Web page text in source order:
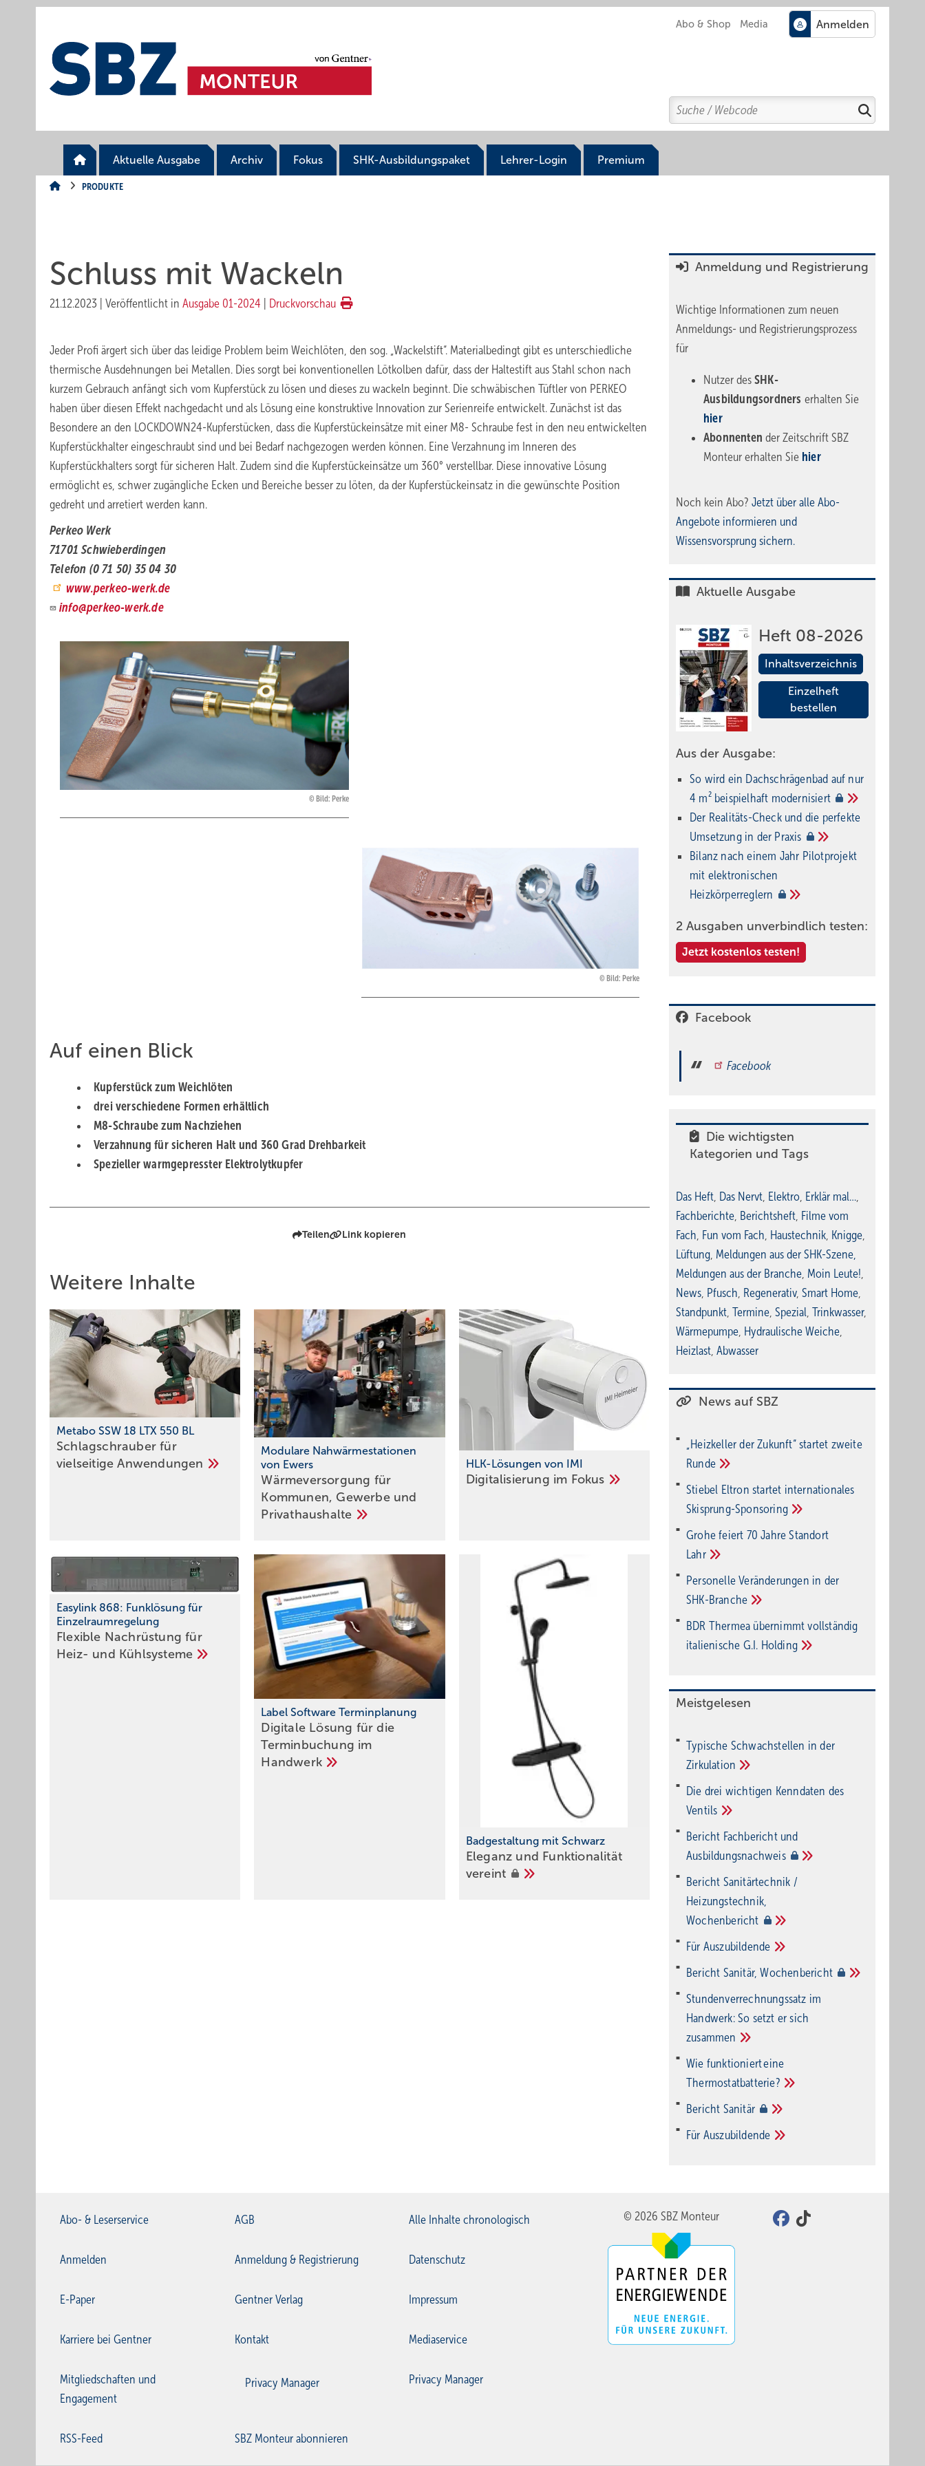
Abo & Shop Media
Search
Suchen
Aktuelle Ausgabe Archiv Fokus SHK-Ausbildungspaket Lehrer-Login Premium
PRODUKTE
Schluss mit Wackeln
21.12.2023 Veröffentlicht in Ausgabe 01-2024 Druckvorschau
Jeder Profi ärgert sich über das leidige Problem beim Weichlöten, den sog. „Wackelstift“. Materialbedingt gibt es unterschiedliche
thermische Ausdehnungen bei Metallen. Dies sorgt bei konventionellen Lötkolben dafür, dass der Haltestift aus Stahl schon nach
kurzem Gebrauch anfängt sich vom Kupferstück zu lösen und dieses zu wackeln beginnt. Die schwäbischen Tüftler von PERKEO
haben über diesen Effekt nachgedacht und als Lösung eine konstruktive Innovation zur Serienreife entwickelt. Zunächst ist das
Besondere an den LOCKDOWN24-Kupferstücken, dass die Kupferstückeinsätze mit einer M8- Schraube fest in den neu entwickelten
Kupferstückhalter eingeschraubt sind und bei Bedarf nachgezogen werden können. Eine Verzahnung im Inneren des
Kupferstückhalters sorgt für sicheren Halt. Zudem sind die Kupferstückeinsätze um 360° verstellbar. Diese innovative Lösung
ermöglicht es, schwer zugängliche Ecken und Bereiche besser zu löten, da der Kupferstückeinsatz in die gewünschte Position
gedreht und arretiert werden kann.
Perkeo Werk
71701 Schwieberdingen
Telefon (0 71 50) 35 04 30
www.perkeo-werk.de
info@perkeo-werk.de
Bild: Perke
Bild: Perke
Auf einen Blick
Kupferstück zum Weichlöten
drei verschiedene Formen erhältlich
M8-Schraube zum Nachziehen
Verzahnung für sicheren Halt und 360 Grad Drehbarkeit
Spezieller warmgepresster ­Elektrolyt­kupfer
Teilen Link kopieren
Weitere Inhalte
Metabo SSW 18 LTX 550 BL
Schlagschrauber für
vielseitigeAnwendungen
Modulare Nahwärmestationen
von Ewers
Wärmeversorgung für
Kommunen, Gewerbe und
Privathaushalte
HLK-Lösungen von IMI
Digitalisierung im Fokus
Easylink 868: Funkl ösung für
Einzelraumregelung
Flexible Nachrüstung für
Heiz- und Kühlsysteme
Label Software Terminplanung
Digitale Lösung für die
Terminbuchung im
Handwerk
Badgestaltung mit Schwarz
Eleganz und Funktionalität
vereint
Anmeldung und Registrierung
Wichtige Informationen zum neuen
Anmeldungs- und Registrierungsprozess
für
Nutzer des SHK-
Ausbildungsordners erhalten Sie
hier
Abonnentender Zeitschrift SBZ
Monteur erhalten Sie hier
Noch kein Abo? Jetzt über alle Abo-
Angebote informieren und
Wissensvorsprung sichern.
Aktuelle Ausgabe
Heft 08-2026
Inhaltsverzeichnis
Einzelheft
bestellen
Aus der Ausgabe:
So wird ein Dach­schrägenbad auf nur
4 m² beispielhaft modernisiert
Der Realitäts-Check und die perfekte
Umsetzung in der Praxis
Bilanz nach einem Jahr Pilotprojekt
mit elektronischen
Heizkörperreglern
2 Ausgaben unverbindlich testen:
Jetzt kostenlos testen!
Facebook
Facebook
Die wichtigsten
Kategorien und Tags
Das Heft, Das Nervt, Elektro, Erklär mal…,
Fachberichte, Berichtsheft, Filme vom
Fach, Fun vom Fach, Haustechnik, Knigge,
Lüftung, Meldungen aus der SHK-Szene,
Meldungen aus der Branche, Moin Leute!,
News, Pfusch, Regenerativ, Smart Home,
Standpunkt, Termine, Spezial, Trinkwasser,
Wärmepumpe, Hydraulische Weiche,
Heizlast, Abwasser
News auf SBZ
„Heizkeller der Zu­kunft“ star­tet zwei­te
Run­de
Stiebel Eltron startet internatio­nales
Ski­sprung-Spon­soring
Grohe feiert 70 Jahre Standort
Lahr
Personelle Veränderungen in der
SHK-Branche
BDR Thermea übernimmt vollständig
italienische G.I. Holding
Meistgelesen
Typische Schwachstellen in der
Zirkulation
Die drei wichtigen Kenndaten des
Ventils
Bericht Fachbericht und
Ausbildungsnachweis
Bericht Sanitärtechnik /
Heizungstechnik,
Wochenbericht
Für Auszubildende
Bericht Sanitär,Wochenbericht
Stundenverrechnungssatz im
Handwerk: So setzt er sich
zusammen
Wie funktioniert eine
Thermostatbatterie?
Bericht Sanitär
Für Auszubildende
Abo- & Leserservice AGB Alle Inhalte chronologisch
Anmelden Anmeldung & Registrierung Datenschutz
E-Paper Gentner Verlag Impressum
Karriere bei Gentner Kontakt Mediaservice
Mitgliedschaften und
Engagement
Privacy Manager Privacy Manager
RSS-Feed SBZ Monteur abonnieren
© 2026 SBZ Monteur